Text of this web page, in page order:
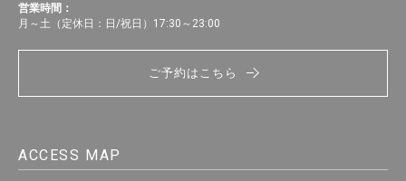
営業時間：
月～土（定休日：日/祝日）17:30～23:00
ご予約はこちら
ACCESS MAP